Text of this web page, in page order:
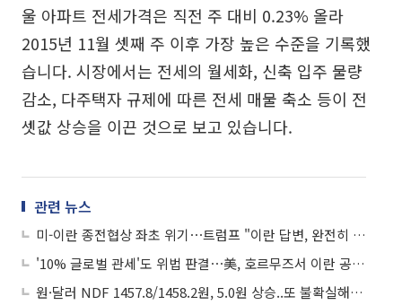
울 아파트 전세가격은 직전 주 대비 0.23% 올라
2015년 11월 셋째 주 이후 가장 높은 수준을 기록했
습니다. 시장에서는 전세의 월세화, 신축 입주 물량
감소, 다주택자 규제에 따른 전세 매물 축소 등이 전
셋값 상승을 이끈 것으로 보고 있습니다.
관련 뉴스
미-이란 종전협상 좌초 위기⋯트럼프 "이란 답변, 완전히 용납불가"
'10% 글로벌 관세'도 위법 판결⋯美, 호르무즈서 이란 공습 外
원·달러 NDF 1457.8/1458.2원, 5.0원 상승..또 불확실해진 종전협상